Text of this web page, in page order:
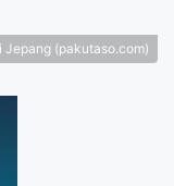
Jepang (pakutaso.com)